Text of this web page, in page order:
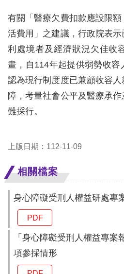
回
首
頁
網
站
導
站
安
隱
有關「醫療欠費扣款應設限
活費用」之建議，行政院表
利處境者及經濟狀況欠佳收
畫，自114年起提供弱勢收容
認為現行制度度已兼顧收容
障，考量社會公平及醫療承
難採行。
上版日期：112-11-09
相關檔案
身心障礙受刑人權益研處專
PDF
「身心障礙受刑人權益專案
項參採情形